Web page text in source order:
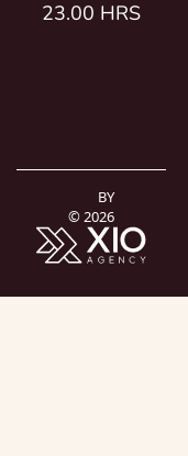
23.00 HRS
BY
© 2026